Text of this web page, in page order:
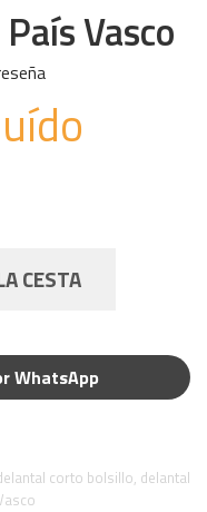
Vasco
CESTA
WhatsApp
corto bolsillo, delantal